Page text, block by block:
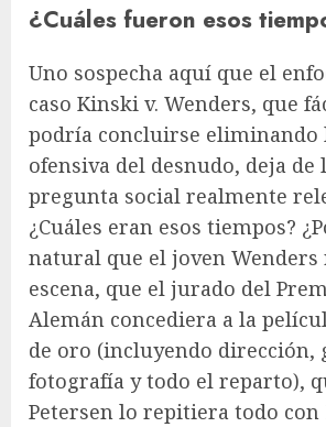
¿Cuáles fueron esos
Uno sospecha aquí que el
caso Kinski v. Wenders, que
podría concluirse eliminando
ofensiva del desnudo, deja de
pregunta social realmente
¿Cuáles eran esos tiempos?
natural que el joven Wenders
escena, que el jurado del
Alemán concediera a la
de oro (incluyendo dirección,
fotografía y todo el reparto),
Petersen lo repitiera todo con